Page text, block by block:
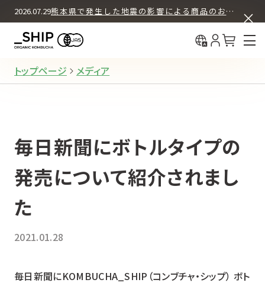
2026.07.29 熊本県で発生した地震の影響による商品のお届けについて
12本セット
12本セット
4本セット
REGULAR PRODUCTS
What's KOMBUCHA
How We Brew
About _SHIP
COLUMN
BUY & DRINK
中国（简体
中國（繁體
トップページ メディア
毎日新聞にボトルタイプの
発売について紹介されまし
た
2021.01.28
毎日新聞にKOMBUCHA_SHIP（コンブチャ・シップ） ボト